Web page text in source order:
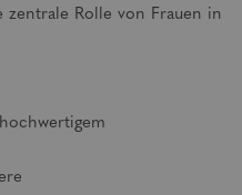
zentrale Rolle von Frauen in